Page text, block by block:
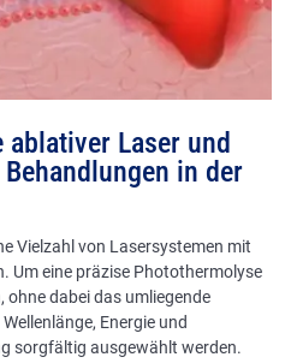
ablativer Laser und
in der
Vielzahl von Lasersystemen mit
Um eine präzise Photothermolyse
dabei das umliegende
Energie und
sorgfältig ausgewählt werden.